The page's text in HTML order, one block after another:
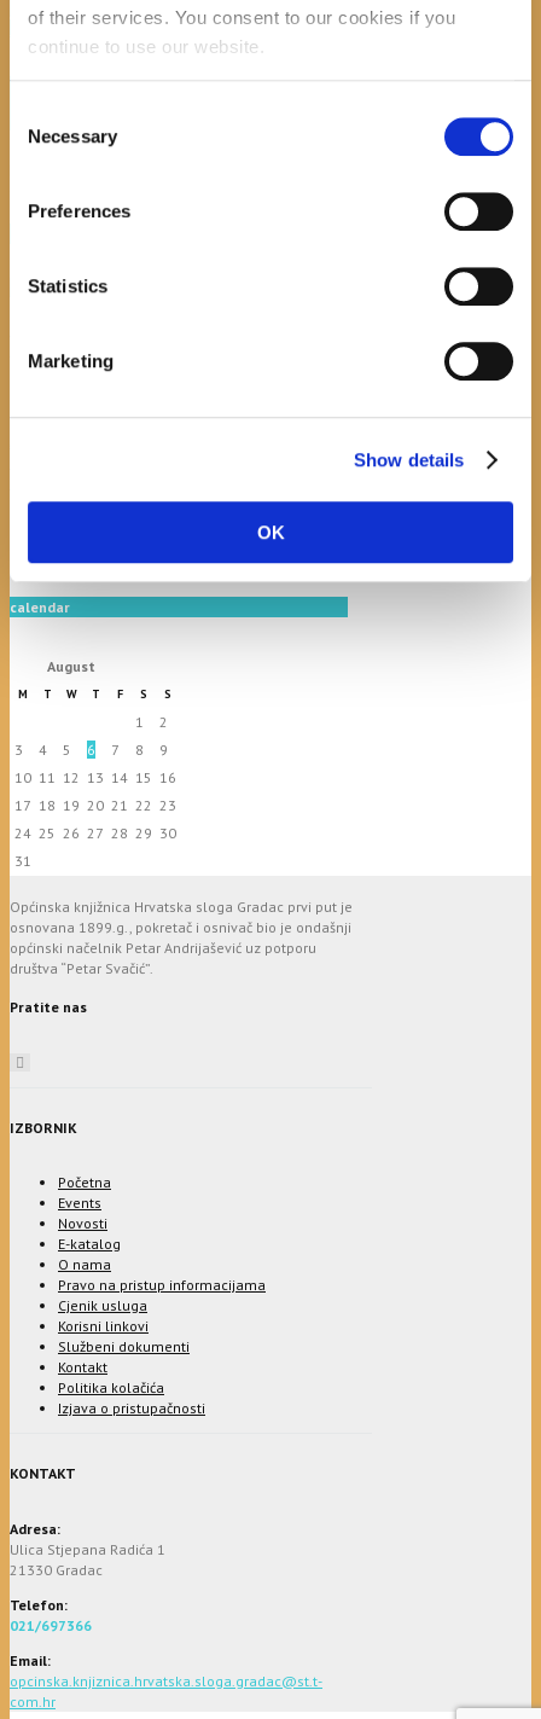
of their services. You consent to our cookies if you
continue to use our website.
Selection
Necessary
Preferences
Statistics
Marketing
Show details
OK
Previous item izjava o nepostojanju...
No image description ...
Search
Makarskoj"-poshumno Tihorad Mijo Bartulović
calendar
August
M T W T F S S
1
2
3
4 5 6 7 8
9
10 11 12 13 14 15 16
17 18 19 20 21 22 23
24 25 26 27 28 29 30
31
Općinska knjižnica Hrvatska sloga Gradac prvi put je
osnovana 1899.g., pokretač i osnivač bio je ondašnji
općinski načelnik Petar Andrijašević uz potporu
društva “Petar Svačić”.
Pratite nas
IZBORNIK
Početna
Events
Novosti
E-katalog
O nama
Pravo na pristup informacijama
Cjenik usluga
Korisni linkovi
Službeni dokumenti
Kontakt
Politika kolačića
Izjava o pristupačnosti
KONTAKT
Adresa:
Ulica Stjepana Radića 1
21330 Gradac
Telefon:
021/697366
Email:
opcinska.knjiznica.hrvatska.sloga.gradac@st.t-
com.hr